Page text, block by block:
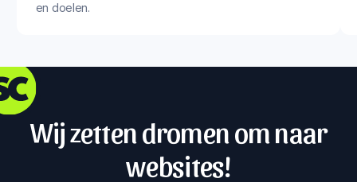
en doelen.
Wij zetten dromen om naar
websites!